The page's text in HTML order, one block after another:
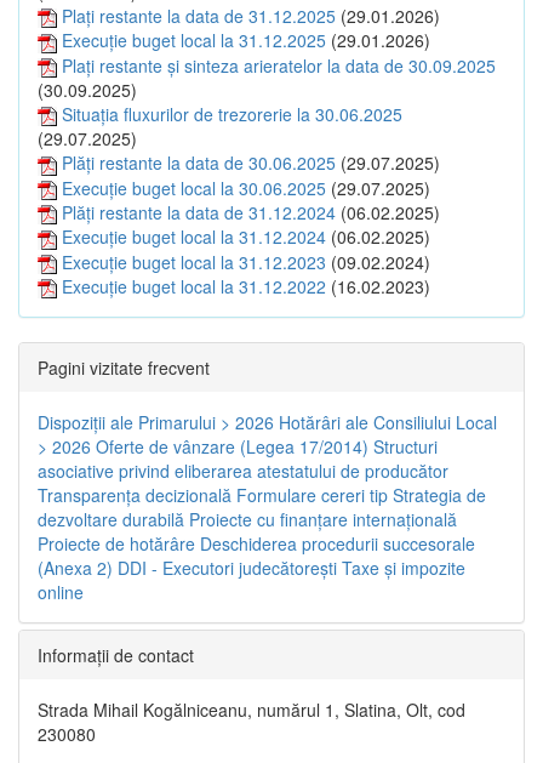
Plați restante la data de 31.12.2025 (29.01.2026)
Execuție buget local la 31.12.2025 (29.01.2026)
Plați restante și sinteza arieratelor la data de 30.09.2025
(30.09.2025)
Situația fluxurilor de trezorerie la 30.06.2025
(29.07.2025)
Plăți restante la data de 30.06.2025 (29.07.2025)
Execuție buget local la 30.06.2025 (29.07.2025)
Plăți restante la data de 31.12.2024 (06.02.2025)
Execuție buget local la 31.12.2024 (06.02.2025)
Execuție buget local la 31.12.2023 (09.02.2024)
Execuție buget local la 31.12.2022 (16.02.2023)
Pagini vizitate frecvent
Dispoziţii ale Primarului > 2026 Hotărâri ale Consiliului Local
> 2026 Oferte de vânzare (Legea 17/2014) Structuri
asociative privind eliberarea atestatului de producător
Transparenţa decizională Formulare cereri tip Strategia de
dezvoltare durabilă Proiecte cu finanţare internaţională
Proiecte de hotărâre Deschiderea procedurii succesorale
(Anexa 2) DDI - Executori judecătorești Taxe şi impozite
online
Informaţii de contact
Strada Mihail Kogălniceanu, numărul 1, Slatina, Olt, cod
230080